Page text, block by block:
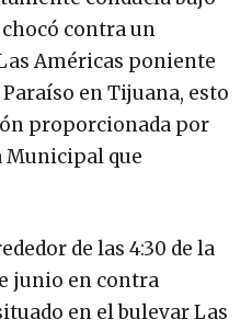
contra un
Américas poniente
en Tijuana, esto
proporcionada por
Municipal que
de las 4:30 de la
junio en contra
en el bulevar Las